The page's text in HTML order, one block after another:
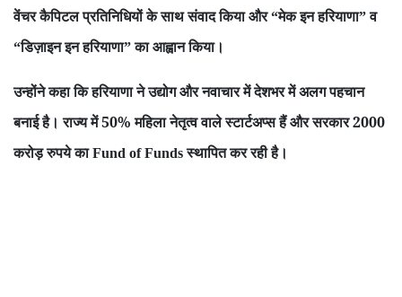
वेंचर कैपिटल प्रतिनिधियों के साथ संवाद किया और“मेक इन हरियाणा”व
“डिज़ाइन इन हरियाणा”का आह्वान किया।
उन्होंने कहा कि हरियाणा ने उद्योग और नवाचार में देशभर में अलग पहचान
बनाई है। राज्य में 50% महिला नेतृत्व वाले स्टार्टअप्स हैं और सरकार 2000
करोड़ रुपये काFund of Fundsस्थापित कर रही है।